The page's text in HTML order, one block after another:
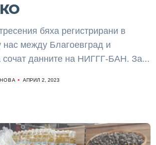
бяха регистрирани в
нас между Благоевград и
сочат данните на НИГГГ-БАН. За...
АПРИЛ 2, 2023